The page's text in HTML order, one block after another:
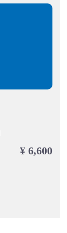
¥ 6,600